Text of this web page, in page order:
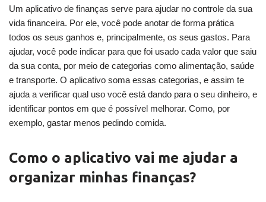
Um aplicativo de finanças serve para ajudar no controle da sua
vida financeira. Por ele, você pode anotar de forma prática
todos os seus ganhos e, principalmente, os seus gastos. Para
ajudar, você pode indicar para que foi usado cada valor que saiu
da sua conta, por meio de categorias como alimentação, saúde
e transporte. O aplicativo soma essas categorias, e assim te
ajuda a verificar qual uso você está dando para o seu dinheiro, e
identificar pontos em que é possível melhorar. Como, por
exemplo, gastar menos pedindo comida.
Como o aplicativo vai me ajudar a
organizar minhas finanças?